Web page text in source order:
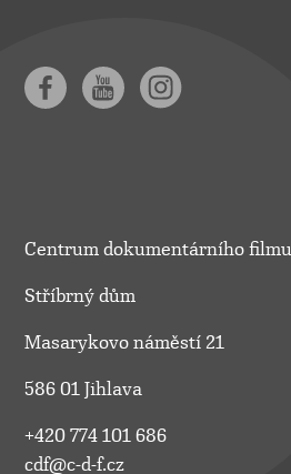
Centrum dokumentárního filmu
Stříbrný dům
Masarykovo náměstí 21
586 01 Jihlava
+420 774 101 686
cdf@c-d-f.cz